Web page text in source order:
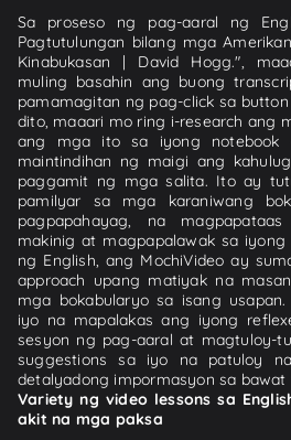
Sa proseso ng pag-aaral ng
Pagtutulungan bilang mga
Kinabukasan | David Hogg.",
muling basahin ang buong
pamamagitan ng pag-click sa
dito, maaari mo ring i-research ang
ang mga ito sa iyong notebook
maintindihan ng maigi ang
paggamit ng mga salita. Ito ay
pamilyar sa mga karaniwang
pagpapahayag, na
makinig at magpapalawak sa iyong
ng English, ang MochiVideo ay
approach upang matiyak na
mga bokabularyo sa isang
iyo na mapalakas ang iyong
sesyon ng pag-aaral at magtuloy-
suggestions sa iyo na patuloy
detalyadong impormasyon sa bawat
Variety ng video lessons sa
akit na mga paksa